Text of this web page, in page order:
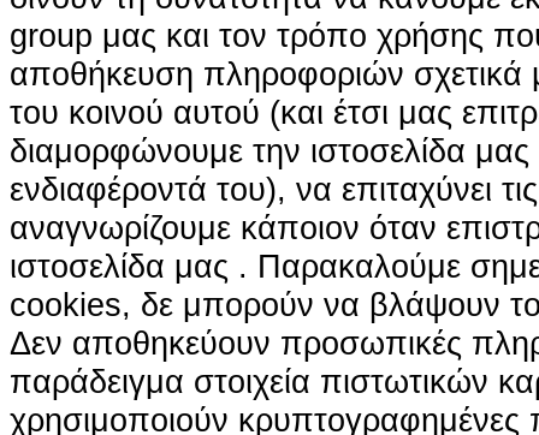
group μας και τον τρόπο χρήσης
αποθήκευση πληροφοριών σχετικά
του κοινού αυτού (και έτσι μας
διαμορφώνουμε την ιστοσελίδα
ενδιαφέροντά του), να επιταχύνει
αναγνωρίζουμε κάποιον όταν
ιστοσελίδα μας . Παρακαλούμε
cookies, δε μπορούν να βλάψουν
Δεν αποθηκεύουν προσωπικές
παράδειγμα στοιχεία πιστωτικών
χρησιμοποιούν κρυπτογραφημένες